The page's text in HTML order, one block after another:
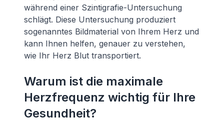
während einer Szintigrafie-Untersuchung
schlägt. Diese Untersuchung produziert
sogenanntes Bildmaterial von Ihrem Herz und
kann Ihnen helfen, genauer zu verstehen,
wie Ihr Herz Blut transportiert.
Warum ist die maximale
Herzfrequenz wichtig für Ihre
Gesundheit?